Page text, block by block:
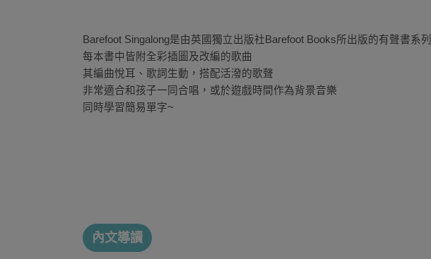
Barefoot Singalong是由英國獨立出版社Barefoot Books所出版的有聲書系列
每本書中皆附全彩插圖及改編的歌曲
其編曲悅耳、歌詞生動，搭配活潑的歌聲
非常適合和孩子一同合唱，或於遊戲時間作為背景音樂
同時學習簡易單字~
內文導讀